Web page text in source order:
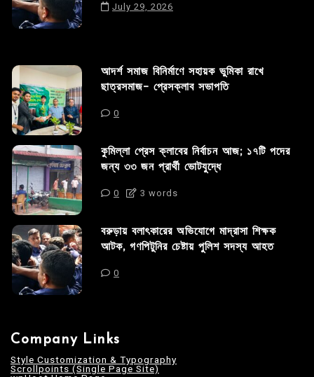
July 29, 2026
আদর্শ সমাজ বিনির্মাণে সহায়ক ভুমিকা রাখে
ছাত্রসমাজ- প্রেসক্লাব সভাপতি
0
কুমিল্লা প্রেস ক্লাবের নির্বাচন আজ; ১৭টি পদের
জন্য ৩৩ জন প্রার্থী ভোটযুদ্ধে
0 3 words
বরুড়ায় বলাৎকারের অভিযোগে মাদ্রাসা শিক্ষক
আটক, গণপিটুনির চেষ্টায় পুলিশ সদস্য আহত
0
Company Links
Style Customization & Typography
Scrollpoints (Single Page Site)